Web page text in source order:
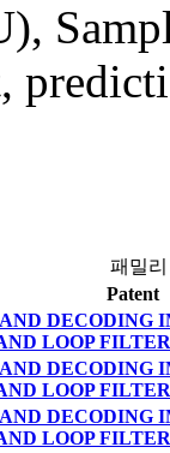
패밀
Patent
DECODING
LOOP
DECODING
LOOP
DECODING
LOOP